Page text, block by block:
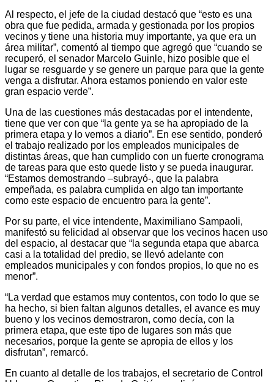
Al respecto, el jefe de la ciudad destacó que “esto es una
obra que fue pedida, armada y gestionada por los propios
vecinos y tiene una historia muy importante, ya que era un
área militar”, comentó al tiempo que agregó que “cuando se
recuperó, el senador Marcelo Guinle, hizo posible que el
lugar se resguarde y se genere un parque para que la gente
venga a disfrutar. Ahora estamos poniendo en valor este
gran espacio verde”.
Una de las cuestiones más destacadas por el intendente,
tiene que ver con que “la gente ya se ha apropiado de la
primera etapa y lo vemos a diario”. En ese sentido, ponderó
el trabajo realizado por los empleados municipales de
distintas áreas, que han cumplido con un fuerte cronograma
de tareas para que esto quede listo y se pueda inaugurar.
“Estamos demostrando –subrayó-, que la palabra
empeñada, es palabra cumplida en algo tan importante
como este espacio de encuentro para la gente”.
Por su parte, el vice intendente, Maximiliano Sampaoli,
manifestó su felicidad al observar que los vecinos hacen uso
del espacio, al destacar que “la segunda etapa que abarca
casi a la totalidad del predio, se llevó adelante con
empleados municipales y con fondos propios, lo que no es
menor”.
“La verdad que estamos muy contentos, con todo lo que se
ha hecho, si bien faltan algunos detalles, el avance es muy
bueno y los vecinos demostraron, como decía, con la
primera etapa, que este tipo de lugares son más que
necesarios, porque la gente se apropia de ellos y los
disfrutan”, remarcó.
En cuanto al detalle de los trabajos, el secretario de Control